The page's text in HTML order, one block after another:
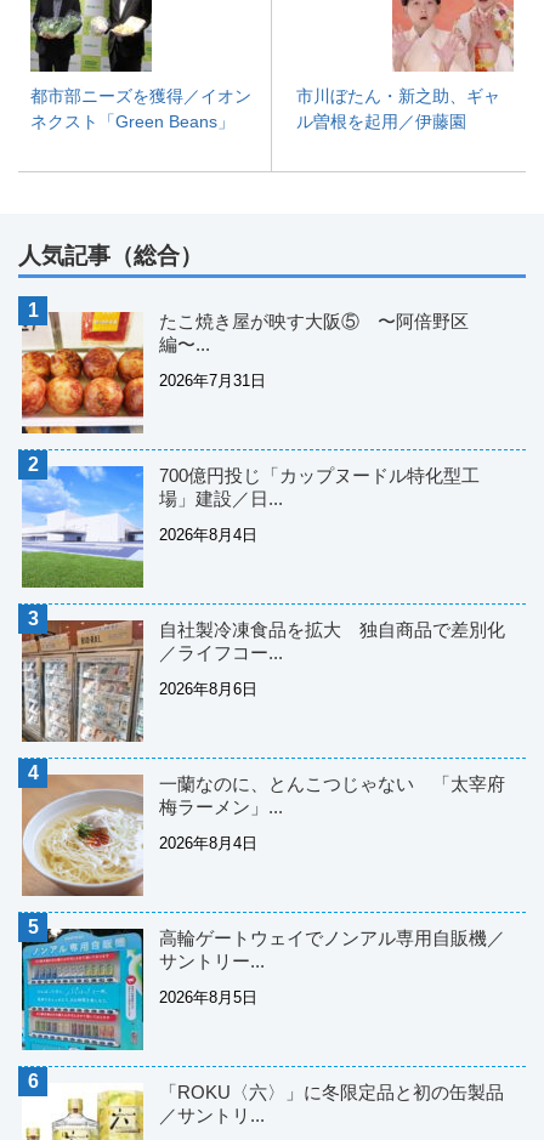
都市部ニーズを獲得／イオン
ネクスト「Green Beans」
市川ぼたん・新之助、ギャ
ル曽根を起用／伊藤園
人気記事（総合）
たこ焼き屋が映す大阪⑤ 〜阿倍野区
編〜...
2026年7月31日
700億円投じ「カップヌードル特化型工
場」建設／日...
2026年8月4日
自社製冷凍食品を拡大 独自商品で差別化
／ライフコー...
2026年8月6日
一蘭なのに、とんこつじゃない 「太宰府
梅ラーメン」...
2026年8月4日
高輪ゲートウェイでノンアル専用自販機／
サントリー...
2026年8月5日
「ROKU〈六〉」に冬限定品と初の缶製品
／サントリ...